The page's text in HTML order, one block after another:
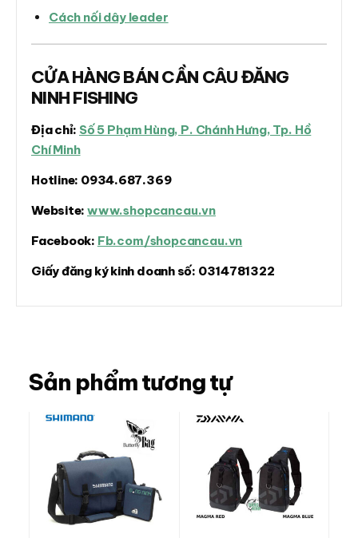
Cách nối dây leader
CỬA HÀNG BÁN CẦN CÂU ĐĂNG
NINH FISHING
Địa chỉ: Số 5 Phạm Hùng, P. Chánh Hưng, Tp. Hồ
Chí Minh
Hotline: 0934.687.369
Website: www.shopcancau.vn
Facebook: Fb.com/shopcancau.vn
Giấy đăng ký kinh doanh số: 0314781322
Sản phẩm tương tự